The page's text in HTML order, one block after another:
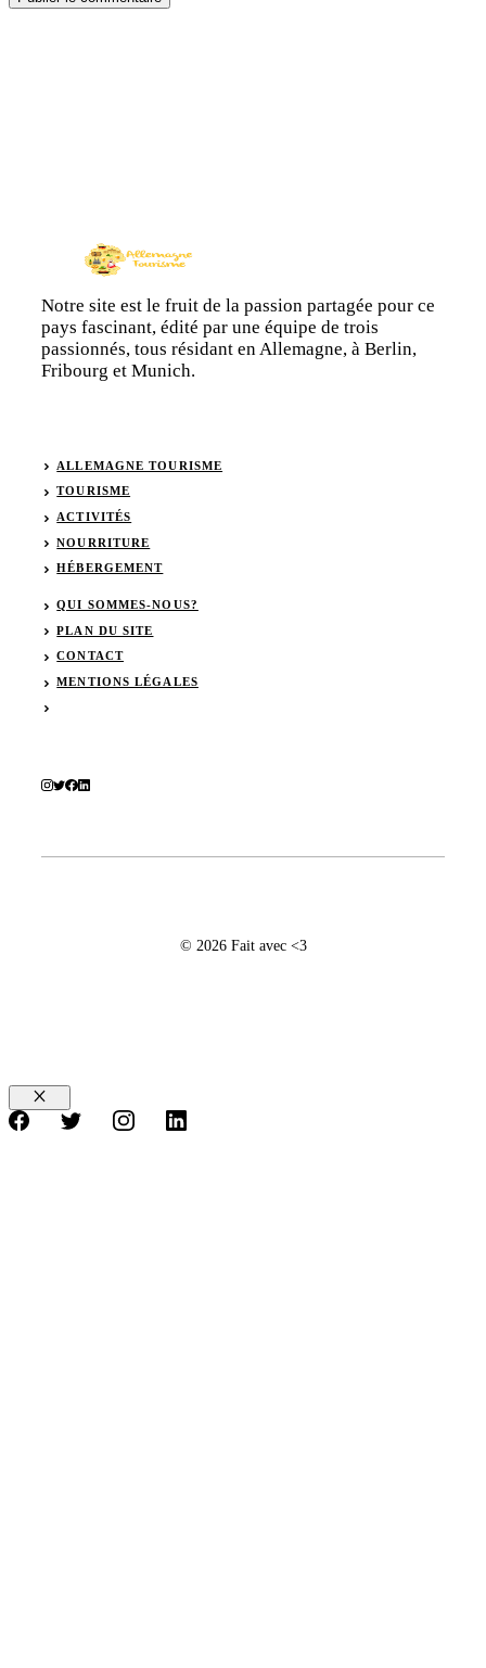
Notre site est le fruit de la passion partagée pour ce
pays fascinant, édité par une équipe de trois
passionnés, tous résidant en Allemagne, à Berlin,
Fribourg et Munich.
ALLEMAGNE TOURISME
TOURISME
ACTIVITÉS
NOURRITURE
HÉBERGEMENT
QUI SOMMES-NOUS?
PLAN DU SITE
CONTACT
MENTIONS LÉGALES
© 2026 Fait avec <3
Fermer